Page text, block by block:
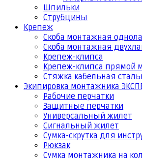
Шпильки
Струбцины
Крепеж
Скоба монтажная
Скоба монтажная
Крепеж-клипса
Крепеж-клипса прямой
Стяжка кабельная
Экипировка монтажника
Рабочие перчатки
Защитные перчатки
Универсальный жилет
Сигнальный жилет
Сумка-скрутка для
Рюкзак
Сумка монтажника на